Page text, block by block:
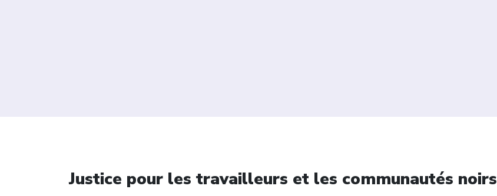
Justice pour les travailleurs et les communautés noirs